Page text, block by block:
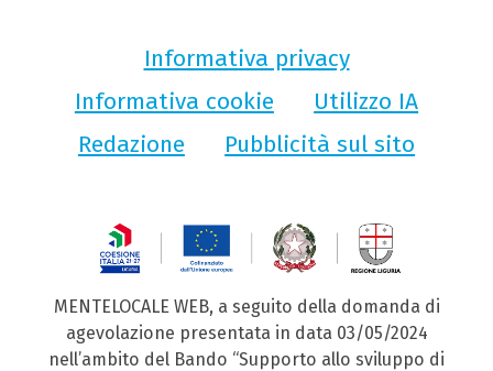
Informativa privacy
Informativa cookie
Utilizzo IA
Redazione
Pubblicità sul sito
MENTELOCALE WEB, a seguito della domanda di
agevolazione presentata in data 03/05/2024
nell’ambito del Bando “Supporto allo sviluppo di